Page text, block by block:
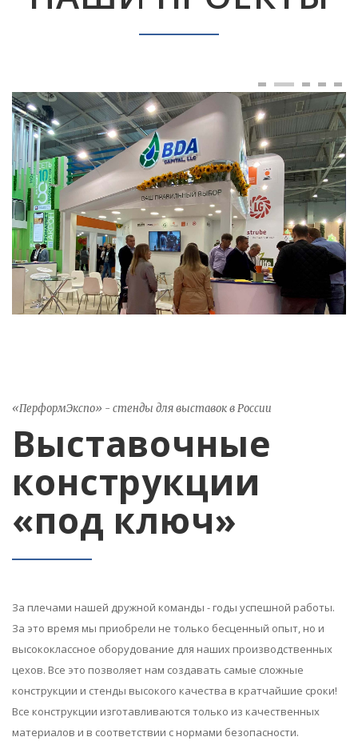
«ПерформЭкспо» - стенды для выставок в России
Выставочные
конструкции
«под ключ»
За плечами нашей дружной команды - годы успешной работы.
За это время мы приобрели не только бесценный опыт, но и
высококлассное оборудование для наших производственных
цехов. Все это позволяет нам создавать самые сложные
конструкции и стенды высокого качества в кратчайшие сроки!
Все конструкции изготавливаются только из качественных
материалов и в соответствии с нормами безопасности.